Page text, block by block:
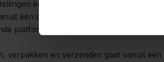
en voorraad centraal. Je verwerkt
één omgeving, zonder steeds in te
platformen.
verpakken en verzenden gaat vanuit één